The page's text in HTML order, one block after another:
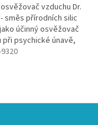
vzduchu Dr.
směs přírodních silic
účinný osvěžovač
při psychické únavě,
a stresu. Aktivní